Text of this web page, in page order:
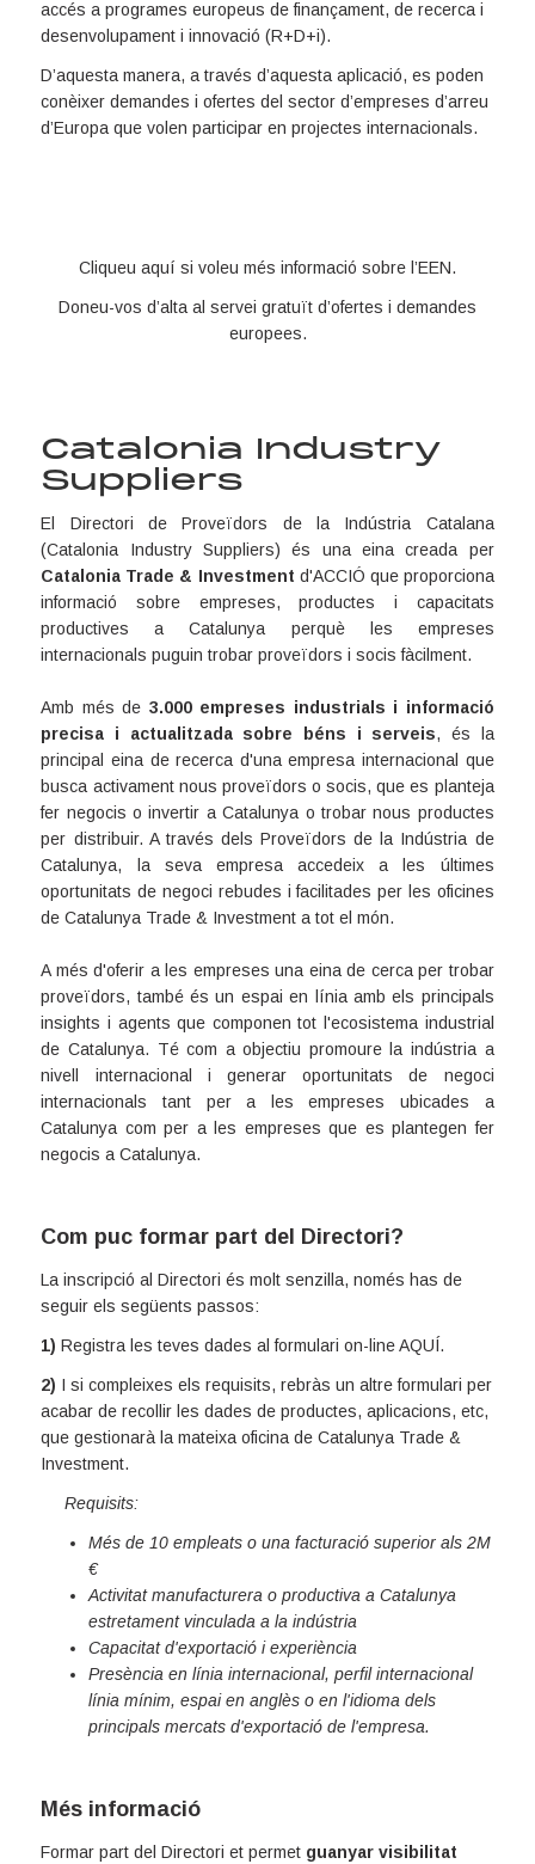
accés a programes europeus de finançament, de recerca i
desenvolupament i innovació (R+D+i).
D’aquesta manera, a través d’aquesta aplicació, es poden
conèixer demandes i ofertes del sector d’empreses d’arreu
d’Europa que volen participar en projectes internacionals.
Cliqueu aquí si voleu més informació sobre l’EEN.
Doneu-vos d’alta al servei gratuït d’ofertes i demandes
europees.
Catalonia Industry
Suppliers
El Directori de Proveïdors de la Indústria Catalana
(Catalonia Industry Suppliers) és una eina creada per
Catalonia Trade & Investment d'ACCIÓ que proporciona
informació sobre empreses, productes i capacitats
productives a Catalunya perquè les empreses
internacionals puguin trobar proveïdors i socis fàcilment.
Amb més de 3.000 empreses industrials i informació
precisa i actualitzada sobre béns i serveis, és la
principal eina de recerca d'una empresa internacional que
busca activament nous proveïdors o socis, que es planteja
fer negocis o invertir a Catalunya o trobar nous productes
per distribuir. A través dels Proveïdors de la Indústria de
Catalunya, la seva empresa accedeix a les últimes
oportunitats de negoci rebudes i facilitades per les oficines
de Catalunya Trade & Investment a tot el món.
A més d'oferir a les empreses una eina de cerca per trobar
proveïdors, també és un espai en línia amb els principals
insights i agents que componen tot l'ecosistema industrial
de Catalunya. Té com a objectiu promoure la indústria a
nivell internacional i generar oportunitats de negoci
internacionals tant per a les empreses ubicades a
Catalunya com per a les empreses que es plantegen fer
negocis a Catalunya.
Com puc formar part del Directori?
La inscripció al Directori és molt senzilla, només has de
seguir els següents passos:
1) Registra les teves dades al formulari on-lineAQUÍ.
2) I si compleixes els requisits, rebràs un altre formulari per
acabar de recollir les dades de productes, aplicacions, etc,
que gestionarà la mateixa oficina de Catalunya Trade &
Investment.
Requisits:
Més de 10 empleats o una facturació superior als 2M
€
Activitat manufacturera o productiva a Catalunya
estretament vinculada a la indústria
Capacitat d'exportació i experiència
Presència en línia internacional, perfil internacional
línia mínim, espai en anglès o en l'idioma dels
principals mercats d'exportació de l'empresa.
Més informació
Formar part del Directori et permet guanyar visibilitat